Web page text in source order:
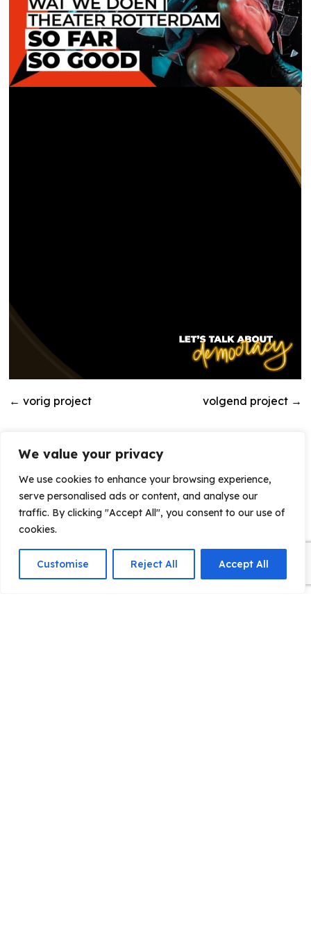
We value your privacy
We use cookies to enhance your browsing experience,
serve personalised ads or content, and analyse our
traffic. By clicking "Accept All", you consent to our use of
cookies.
Customise Reject All Accept All
←vorig project volgend project→